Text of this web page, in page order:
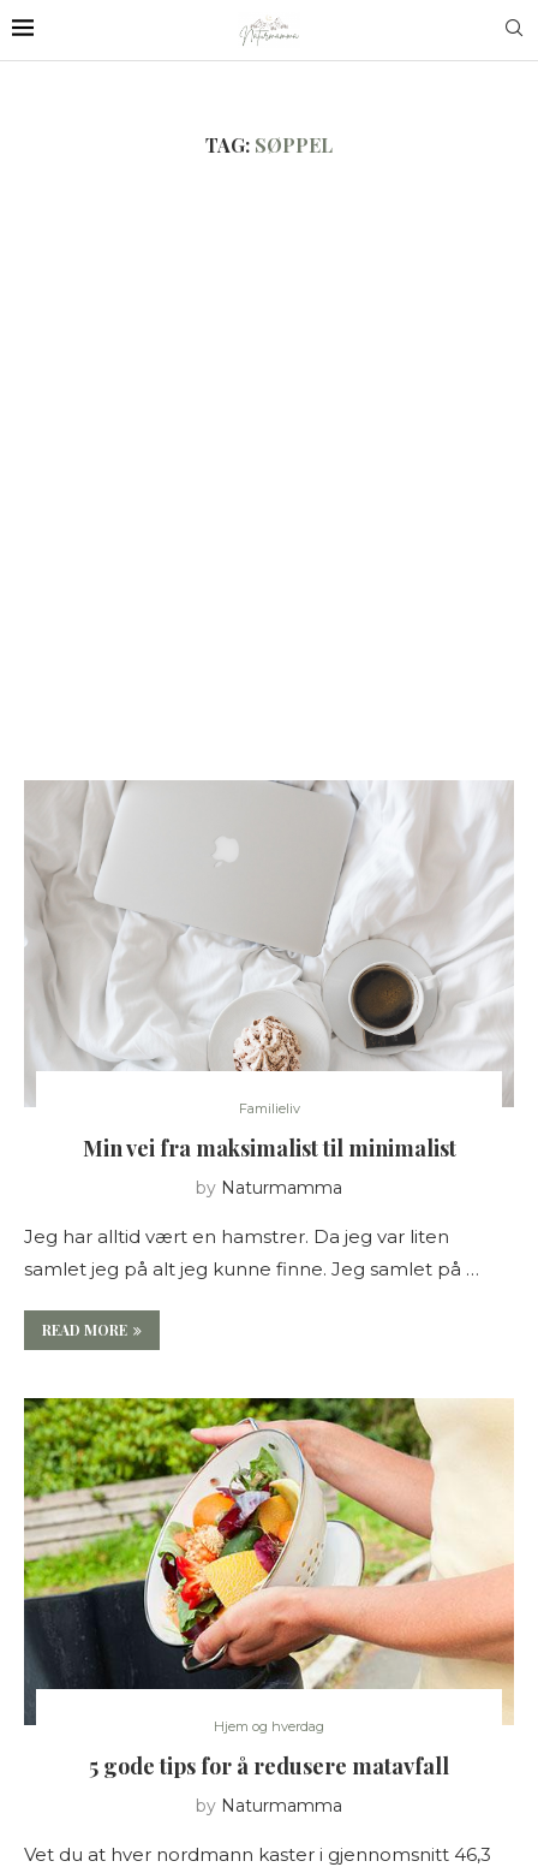
TAG: SØPPEL
Familieliv
Min vei fra maksimalist til minimalist
by Naturmamma
Jeg har alltid vært en hamstrer. Da jeg var liten
samlet jeg på alt jeg kunne finne. Jeg samlet på …
READ MORE
Hjem og hverdag
5 gode tips for å redusere matavfall
by Naturmamma
Vet du at hver nordmann kaster i gjennomsnitt 46,3